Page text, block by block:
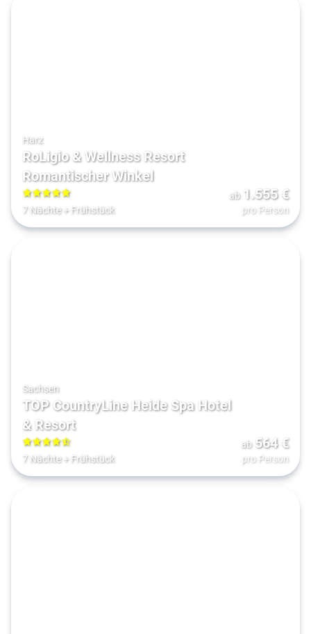
Harz
RoLigio & Wellness Resort
Romantischer Winkel
5
7 Nächte+ Frühstück
ab 1.555€
pro Person
Sachsen
TOP CountryLine Heide Spa Hotel
& Resort
4.5
7 Nächte+ Frühstück
ab 564€
pro Person